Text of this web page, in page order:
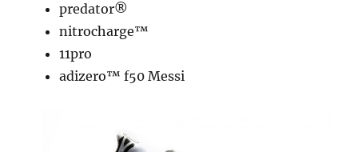
predator®
nitrocharge™
11pro
adizero™ f50 Messi